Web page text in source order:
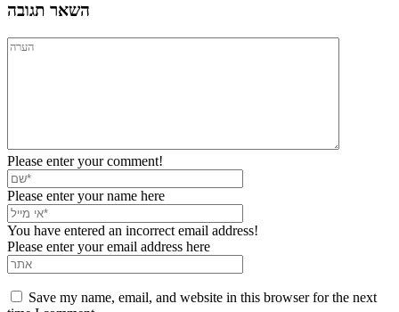
השאר תגובה
Please enter your comment!
Please enter your name here
You have entered an incorrect email address!
Please enter your email address here
Save my name, email, and website in this browser for the next